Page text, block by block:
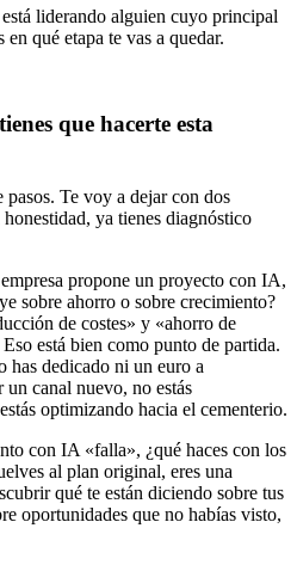
liderando alguien cuyo principal
qué etapa te vas a quedar.
que hacerte esta
Te voy a dejar con dos
ya tienes diagnóstico
propone un proyecto con IA,
sobre ahorro o sobre crecimiento?
de costes» y «ahorro de
está bien como punto de partida.
has dedicado ni un euro a
canal nuevo, no estás
optimizando hacia el cementerio.
con IA «falla», ¿qué haces con los
al plan original, eres una
qué te están diciendo sobre tus
oportunidades que no habías visto,